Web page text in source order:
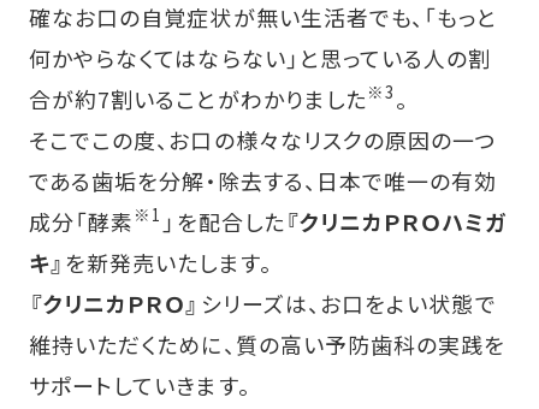
確なお口の自覚症状が無い生活者でも、「もっと
何かやらなくてはならない」と思っている人の割
合が約7割いることがわかりました※3 。
そこでこの度、お口の様々なリスクの原因の一つ
である歯垢を分解・除去する、日本で唯一の有効
成分「酵素 ※1 」を配合した『クリニカＰＲＯハミガ
キ』を新発売いたします。
『クリニカＰＲＯ』 シリーズは、お口をよい状態で
維持いただくために、質の高い予防歯科の実践を
サポートしていきます。